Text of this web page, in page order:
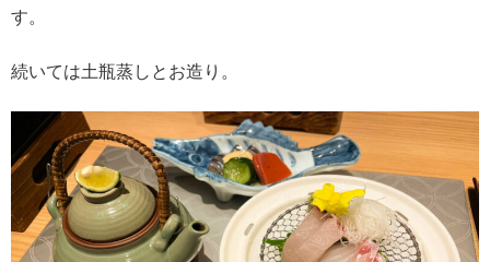
す。
続いては土瓶蒸しとお造り。